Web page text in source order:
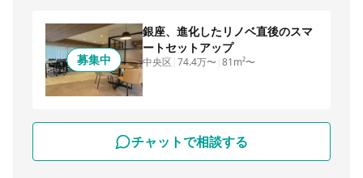
募集中
銀座、進化したリノベ直後のスマ
ートセットアップ
中央区 74.4万〜 81m²〜
チャットで相談する